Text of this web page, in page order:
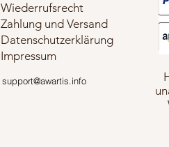
Wiederrufsrecht
Zahlung und Versand
Datenschutzerklärung
Impressum
support@awartis.info